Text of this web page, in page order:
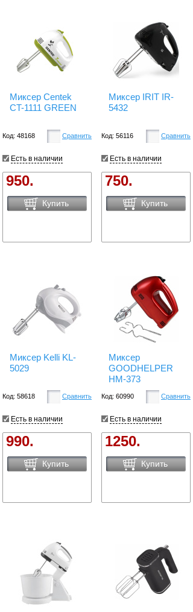
Миксер Centek
CT-1111 GREEN
Код: 48168 Сравнить
Есть в наличии
950.
Купить
Миксер IRIT IR-
5432
Код: 56116 Сравнить
Есть в наличии
750.
Купить
Миксер Kelli KL-
5029
Код: 58618 Сравнить
Есть в наличии
990.
Купить
Миксер
GOODHELPER
HM-373
Код: 60990 Сравнить
Есть в наличии
1250.
Купить